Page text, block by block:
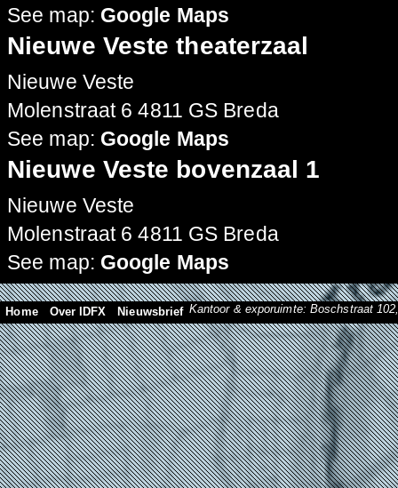
See map: Google Maps
Nieuwe Veste theaterzaal
Nieuwe Veste
Molenstraat 6 4811 GS Breda
See map: Google Maps
Nieuwe Veste bovenzaal 1
Nieuwe Veste
Molenstraat 6 4811 GS Breda
See map: Google Maps
Home Over IDFX Nieuwsbrief Kantoor & exporuimte: Boschstraat